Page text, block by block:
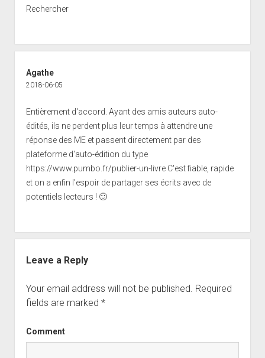
Rechercher
Agathe
2018-06-05
Entièrement d'accord. Ayant des amis auteurs auto-
édités, ils ne perdent plus leur temps à attendre une
réponse des ME et passent directement par des
plateforme d'auto-édition du type
https://www.pumbo.fr/publier-un-livreC'est fiable, rapide
et on a enfin l'espoir de partager ses écrits avec de
potentiels lecteurs ! 🙂
Leave a Reply
Your email address will not be published. Required
fields are marked *
Comment